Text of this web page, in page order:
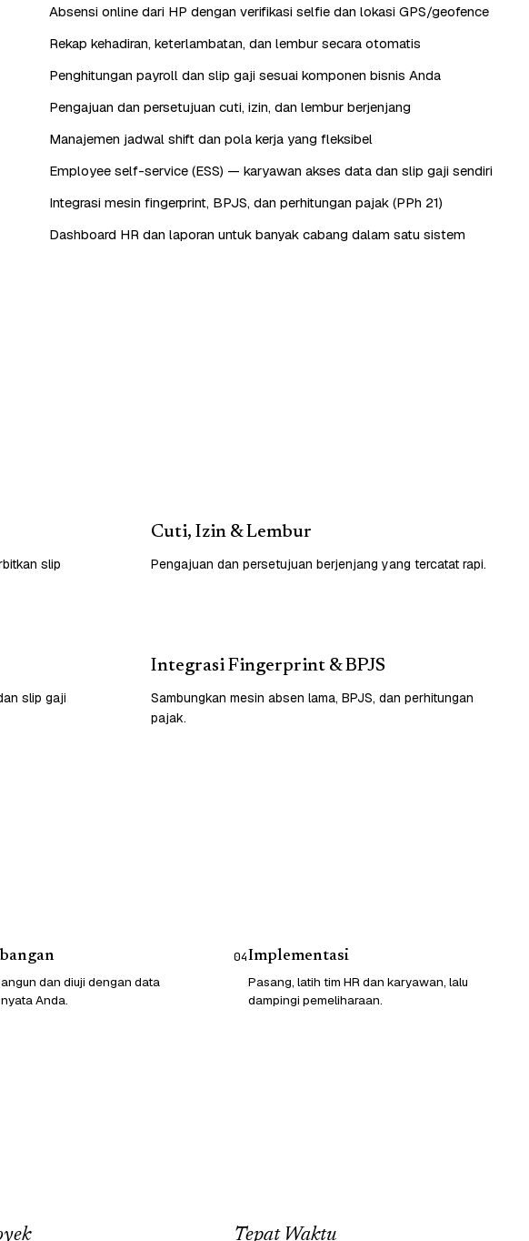
Absensi online dari HP dengan verifikasi selfie dan lokasi GPS/geofence
Rekap kehadiran, keterlambatan, dan lembur secara otomatis
Penghitungan payroll dan slip gaji sesuai komponen bisnis Anda
Pengajuan dan persetujuan cuti, izin, dan lembur berjenjang
Manajemen jadwal shift dan pola kerja yang fleksibel
Employee self-service (ESS) — karyawan akses data dan slip gaji sendiri
Integrasi mesin fingerprint, BPJS, dan perhitungan pajak (PPh 21)
Dashboard HR dan laporan untuk banyak cabang dalam satu sistem
slip
Cuti, Izin & Lembur
Pengajuan dan persetujuan berjenjang yang tercatat rapi.
slip gaji
Integrasi Fingerprint & BPJS
Sambungkan mesin absen lama, BPJS, dan perhitungan
pajak.
dan diuji dengan data
Anda.
04Implementasi
Pasang, latih tim HR dan karyawan, lalu
dampingi pemeliharaan.
Tepat Waktu